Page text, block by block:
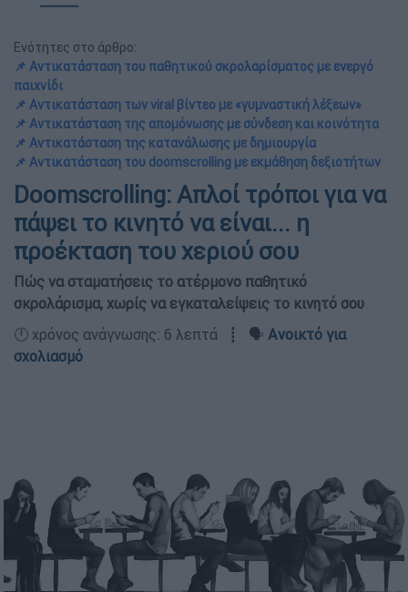
Ενότητες στο άρθρο:
📌 Αντικατάσταση του παθητικού σκρολαρίσματος με ενεργό
παιχνίδι
📌 Αντικατάσταση των viral βίντεο με «γυμναστική λέξεων»
📌 Αντικατάσταση της απομόνωσης με σύνδεση και κοινότητα
📌 Αντικατάσταση της κατανάλωσης με δημιουργία
📌 Αντικατάσταση του doomscrolling με εκμάθηση δεξιοτήτων
Doomscrolling: Απλοί τρόποι για να
πάψει το κινητό να είναι... η
προέκταση του χεριού σου
Πώς να σταματήσεις το ατέρμονο παθητικό
σκρολάρισμα, χωρίς να εγκαταλείψεις το κινητό σου
🕛 χρόνος ανάγνωσης: 6 λεπτά ┋ 🗣️ Ανοικτό για
σχολιασμό